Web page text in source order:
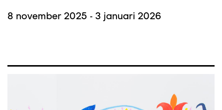
8 november 2025 - 3 januari 2026